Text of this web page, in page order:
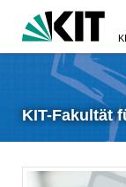
KIT-Fakultät